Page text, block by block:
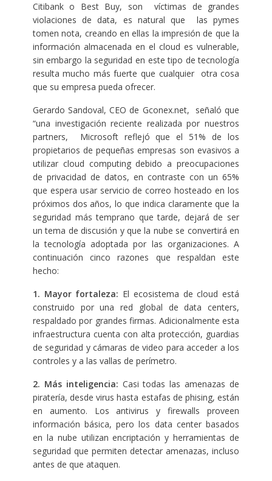
Citibank o Best Buy, son víctimas de grandes
violaciones de data, es natural que las pymes
tomen nota, creando en ellas la impresión de que la
información almacenada en el cloud es vulnerable,
sin embargo la seguridad en este tipo de tecnología
resulta mucho más fuerte que cualquier otra cosa
que su empresa pueda ofrecer.
Gerardo Sandoval, CEO de Gconex.net, señaló que
“una investigación reciente realizada por nuestros
partners, Microsoft reflejó que el 51% de los
propietarios de pequeñas empresas son evasivos a
utilizar cloud computing debido a preocupaciones
de privacidad de datos, en contraste con un 65%
que espera usar servicio de correo hosteado en los
próximos dos años, lo que indica claramente que la
seguridad más temprano que tarde, dejará de ser
un tema de discusión y que la nube se convertirá en
la tecnología adoptada por las organizaciones. A
continuación cinco razones que respaldan este
hecho:
1. Mayor fortaleza: El ecosistema de cloud está
construido por una red global de data centers,
respaldado por grandes firmas. Adicionalmente esta
infraestructura cuenta con alta protección, guardias
de seguridad y cámaras de video para acceder a los
controles y a las vallas de perímetro.
2. Más inteligencia: Casi todas las amenazas de
piratería, desde virus hasta estafas de phising, están
en aumento. Los antivirus y firewalls proveen
información básica, pero los data center basados
en la nube utilizan encriptación y herramientas de
seguridad que permiten detectar amenazas, incluso
antes de que ataquen.